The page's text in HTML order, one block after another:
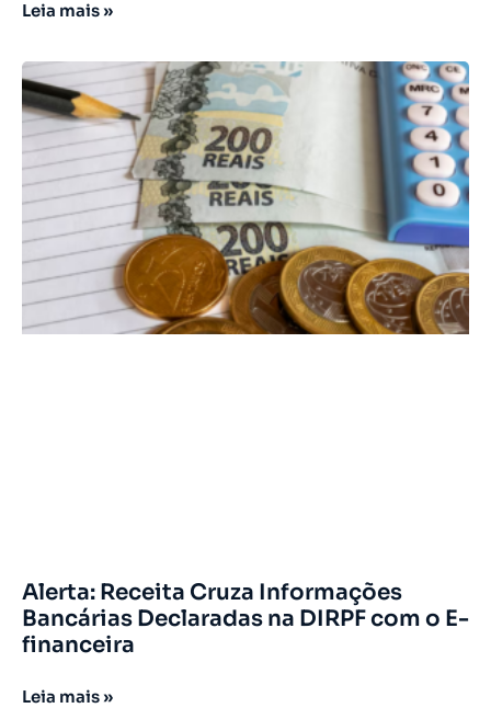
Leia mais »
Alerta: Receita Cruza Informações
Bancárias Declaradas na DIRPF com o E-
financeira
Leia mais »